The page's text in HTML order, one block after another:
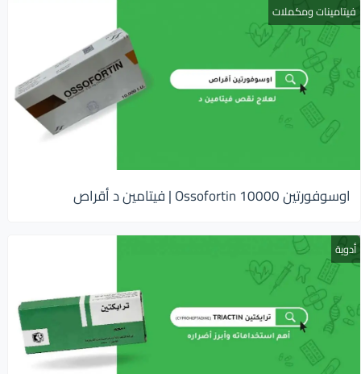
فيتامينات ومكملات
اوسوفورتين 10000 Ossofortin | فيتامين د أقراص
أدوية